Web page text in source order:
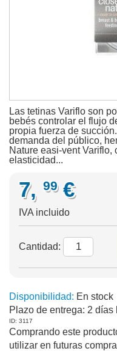
Las tetinas Variflo son
bebés controlar el flujo
propia fuerza de
demanda del público,
Nature easi-vent
elasticidad...
7, 99 €
IVA incluido
Cantidad:
Disponibilidad: En stock
Plazo de entrega: 2 días
ID: 3117
Comprando este
utilizar en futuras